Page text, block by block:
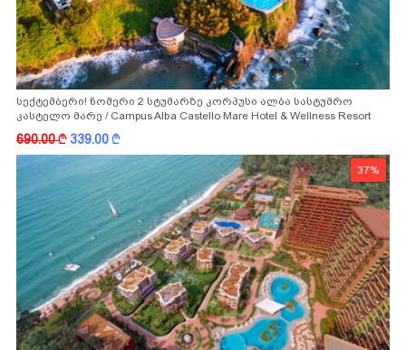
სექტემბერი! ნომერი 2 სტუმარზე კორპუსი ალბა სასტუმრო
კასტელო მარე / Campus Alba Castello Mare Hotel & Wellness Resort
690.00k 339.00k
37%